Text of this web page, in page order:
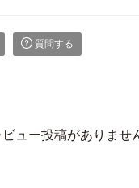
質問する
ビュー投稿がありませ